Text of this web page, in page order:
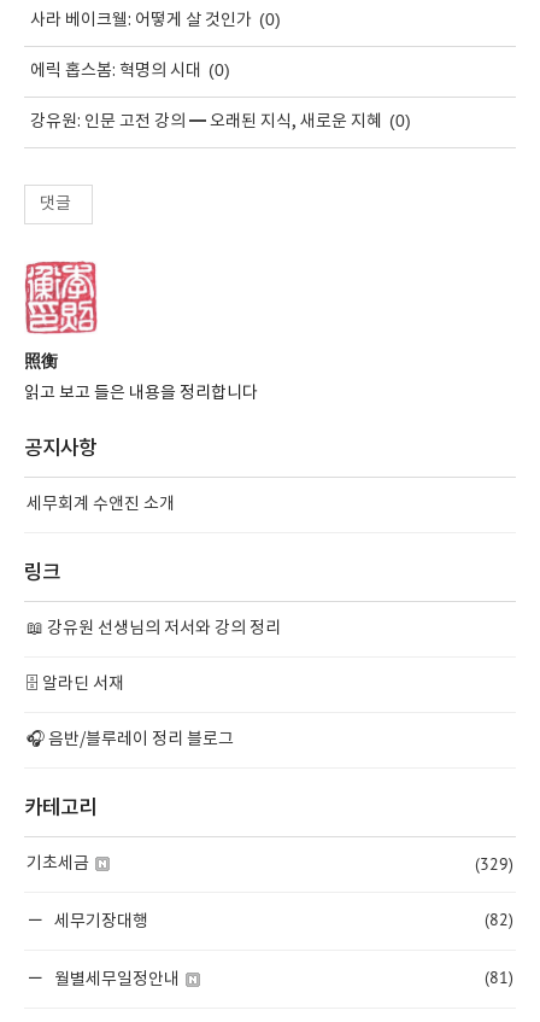
사라 베이크웰: 어떻게 살 것인가 (0)
에릭 홉스봄: 혁명의 시대 (0)
강유원: 인문 고전 강의 ━ 오래된 지식, 새로운 지혜 (0)
댓글
照衡
읽고 보고 들은 내용을 정리합니다
공지사항
세무회계 수앤진 소개
링크
📖 강유원 선생님의 저서와 강의 정리
🗄️ 알라딘 서재
🎧 음반/블루레이 정리 블로그
카테고리
기초세금 (329)
세무기장대행 (82)
월별세무일정안내 (81)